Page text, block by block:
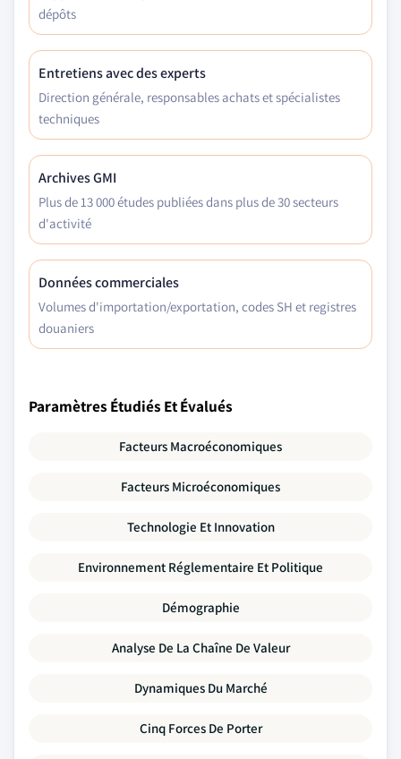
dépôts
Entretiens avec des experts
Direction générale, responsables achats et spécialistes
techniques
Archives GMI
Plus de 13 000 études publiées dans plus de 30 secteurs
d'activité
Données commerciales
Volumes d'importation/exportation, codes SH et registres
douaniers
Paramètres Étudiés Et Évalués
Facteurs Macroéconomiques
Facteurs Microéconomiques
Technologie Et Innovation
Environnement Réglementaire Et Politique
Démographie
Analyse De La Chaîne De Valeur
Dynamiques Du Marché
Cinq Forces De Porter